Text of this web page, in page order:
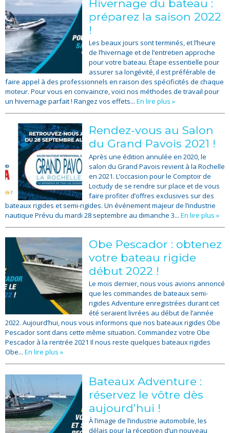
Hivernage du bateau :
préparez la saison 2022
!
Les beaux jours sont terminés, et l’heure
de l’hivernage et de l’entretien approche
pour votre bateau. Étape essentielle pour
assurer sa longévité, il est préférable de
faire appel à des professionnels en raison des spécificités de chaque
moteur. Pour vous en convaincre, voici nos méthodes de travail pour
un hivernage parfait ! Rangez vos effets... En lire plus »
Rendez-vous au Salon
du Grand Pavois 2021 !
Après une édition annulée en 2020, le
salon du Grand Pavois revient à la Rochelle
en 2021. L’occasion pour le Comptoir de
Loctudy de se rendre sur place et de vous
faire profiter d’offres exclusives sur des
bateaux rigides et semi-rigides. Un événement majeur de l’industrie
nautique Prévu du mardi 28 septembre au dimanche 3... En lire plus »
Obe Pescador : obtenez
votre bateau rigide
début 2022 !
Le mois dernier, nous vous avions annoncé
que les commandes de bateaux semi-
rigides Adventure enregistrées durant cet
été seraient livrées au début de l’année
2022. Aujourd’hui, nous vous informons que nos bateaux rigides Obe
Pescador sont dans cette même situation. Commandez votre Obe
Pescador à la rentrée 2021 Il nous reste quelques bateaux rigides
Obe... En lire plus »
Bateaux Adventure :
réservez le vôtre dès
aujourd’hui !
À l’image de l’industrie automobile, les
délais pour la réception d’un nouveau